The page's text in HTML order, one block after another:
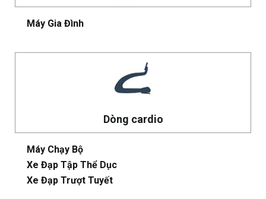
Máy Gia Đình
Dòng cardio
Máy Chạy Bộ
Xe Đạp Tập Thể Dục
Xe Đạp Trượt Tuyết